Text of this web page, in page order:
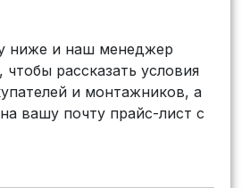
заказов. Сроки — от 3
— от500 рублей
Идеально подходит
товаров.
индивидуально
ниже и наш менеджер
рассказать условия
и монтажников, а
вашу почту прайс-лист с